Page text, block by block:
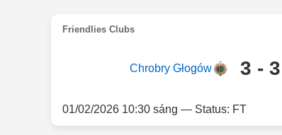
Friendlies Clubs
Chrobry Głogów 3 - 3
01/02/2026 10:30 sáng — Status: FT